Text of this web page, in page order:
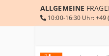
ALLGEMEINE
10:00-16:30 Uhr:+49